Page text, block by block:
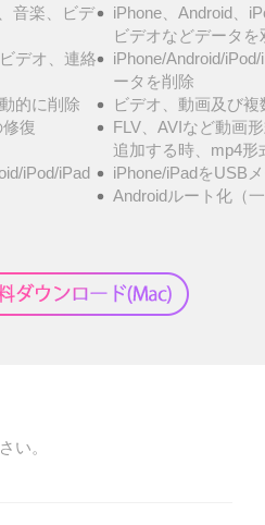
音楽、ビデ
iPhone、Android、
ビデオなどデータを
デオ、連絡
iPhone/Android/
ータを削除
的に削除
ビデオ、動画及び
復
FLV、AVIなど動画
追加する時、mp4形
iPod/iPad
iPhone/iPadをUSB
Androidルート化（
い。